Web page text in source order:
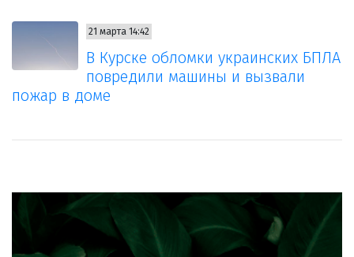
21 марта 14:42
В Курске обломки украинских БПЛА
повредили машины и вызвали
пожар в доме